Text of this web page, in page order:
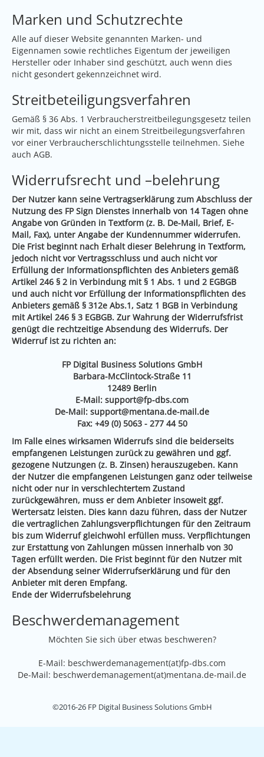
Marken und Schutzrechte
Alle auf dieser Website genannten Marken- und
Eigennamen sowie rechtliches Eigentum der jeweiligen
Hersteller oder Inhaber sind geschützt, auch wenn dies
nicht gesondert gekennzeichnet wird.
Streitbeteiligungsverfahren
Gemäß § 36 Abs. 1 Verbraucherstreitbeilegungsgesetz teilen
wir mit, dass wir nicht an einem Streitbeilegungsverfahren
vor einer Verbraucherschlichtungsstelle teilnehmen. Siehe
auch AGB.
Widerrufsrecht und –belehrung
Der Nutzer kann seine Vertragserklärung zum Abschluss der
Nutzung des FP Sign Dienstes innerhalb von 14 Tagen ohne
Angabe von Gründen in Textform (z. B. De-Mail, Brief, E-
Mail, Fax), unter Angabe der Kundennummer widerrufen.
Die Frist beginnt nach Erhalt dieser Belehrung in Textform,
jedoch nicht vor Vertragsschluss und auch nicht vor
Erfüllung der Informationspflichten des Anbieters gemäß
Artikel 246 § 2 in Verbindung mit § 1 Abs. 1 und 2 EGBGB
und auch nicht vor Erfüllung der Informationspflichten des
Anbieters gemäß § 312e Abs.1, Satz 1 BGB in Verbindung
mit Artikel 246 § 3 EGBGB. Zur Wahrung der Widerrufsfrist
genügt die rechtzeitige Absendung des Widerrufs. Der
Widerruf ist zu richten an:
FP Digital Business Solutions GmbH
Barbara-McClintock-Straße 11
12489 Berlin
E-Mail: support@fp-dbs.com
De-Mail: support@mentana.de-mail.de
Fax: +49 (0) 5063 - 277 44 50
Im Falle eines wirksamen Widerrufs sind die beiderseits
empfangenen Leistungen zurück zu gewähren und ggf.
gezogene Nutzungen (z. B. Zinsen) herauszugeben. Kann
der Nutzer die empfangenen Leistungen ganz oder teilweise
nicht oder nur in verschlechtertem Zustand
zurückgewähren, muss er dem Anbieter insoweit ggf.
Wertersatz leisten. Dies kann dazu führen, dass der Nutzer
die vertraglichen Zahlungsverpflichtungen für den Zeitraum
bis zum Widerruf gleichwohl erfüllen muss. Verpflichtungen
zur Erstattung von Zahlungen müssen innerhalb von 30
Tagen erfüllt werden. Die Frist beginnt für den Nutzer mit
der Absendung seiner Widerrufserklärung und für den
Anbieter mit deren Empfang.
Ende der Widerrufsbelehrung
Beschwerdemanagement
Möchten Sie sich über etwas beschweren?
E-Mail: beschwerdemanagement(at)fp-dbs.com
De-Mail: beschwerdemanagement(at)mentana.de-mail.de
©2016-26 FP Digital Business Solutions GmbH